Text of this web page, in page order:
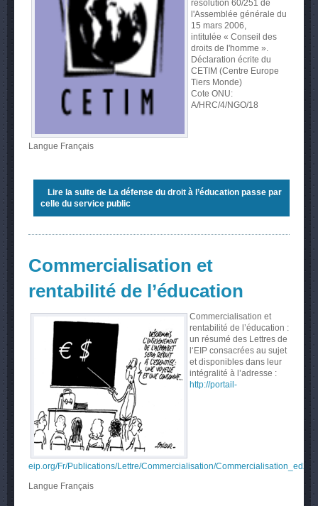
résolution 60/251 de
l'Assemblée générale du
15 mars 2006,
intitulée « Conseil des
droits de l'homme ».
Déclaration écrite du
CETIM (Centre Europe
Tiers Monde)
Cote ONU:
A/HRC/4/NGO/18
Langue Français
Lire la suite de La défense du droit à l’éducation passe par
celle du service public
Commercialisation et
rentabilité de l’éducation
Commercialisation et
rentabilité de l’éducation :
un résumé des Lettres de
l‘EIP consacrées au sujet
et disponibles dans leur
intégralité à l’adresse :
http://portail-
eip.org/Fr/Publications/Lettre/Commercialisation/
Langue Français